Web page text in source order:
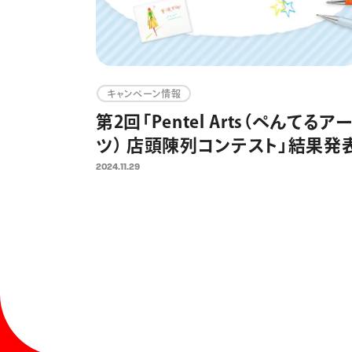
キャンペーン情報
第2回「Pentel Arts（ぺんてるア
ツ） 店頭陳列コンテスト」結果発
2024.11.29